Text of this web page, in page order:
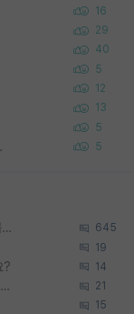
16
29
40
5
12
13
5
비추이긴함 5
[무료] 2026 미국 대학원 유학 스타터팩 - 가이드북 & 합격자 컨택메일 템플릿 645
19
? 14
SSH 박사과정을 그만두고 지방대 박사로 옮기면 교수의 꿈은 끝일까요? 21
15